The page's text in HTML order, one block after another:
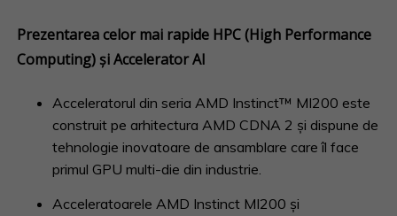
Prezentarea celor mai rapide HPC (High Performance
Computing) și Accelerator AI
Acceleratorul din seria AMD Instinct™ MI200 este
construit pe arhitectura AMD CDNA 2 și dispune de
tehnologie inovatoare de ansamblare care îl face
primul GPU multi-die din industrie.
Acceleratoarele AMD Instinct MI200 și